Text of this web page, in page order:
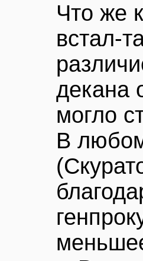
Что же
встал-
декана
могло
В